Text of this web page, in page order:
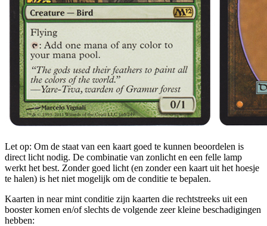
Let op: Om de staat van een kaart goed te kunnen beoordelen is
direct licht nodig. De combinatie van zonlicht en een felle lamp
werkt het best. Zonder goed licht (en zonder een kaart uit het hoesje
te halen) is het niet mogelijk om de conditie te bepalen.
Kaarten in near mint conditie zijn kaarten die rechtstreeks uit een
booster komen en/of slechts de volgende zeer kleine beschadigingen
hebben: